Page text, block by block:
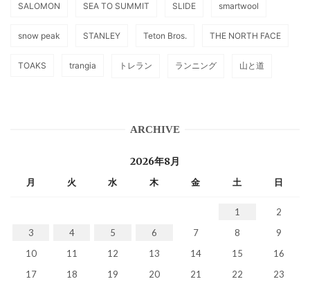
SALOMON SEA TO SUMMIT SLIDE smartwool
snow peak STANLEY Teton Bros. THE NORTH FACE
TOAKS trangia トレラン ランニング 山と道
ARCHIVE
2026年8月
月 火 水 木 金 土 日
1
2
3
4 5 6 7 8
9
10
11 12 13 14 15
16
17
18 19 20 21 22 23